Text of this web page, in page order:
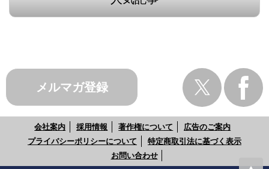
メルマガ登録
会社案内 採用情報 著作権について
広告のご案内
プライバシーポリシーについて
特定商取引法に基づく表示
お問い合わせ